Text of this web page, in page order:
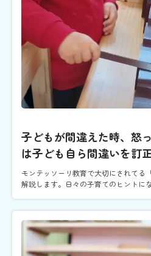
子どもが間違えた時、怒
は子ども自ら間違いを訂
モンテッソーリ教育で大切にされてる
解説します。日々の子育てのヒントに